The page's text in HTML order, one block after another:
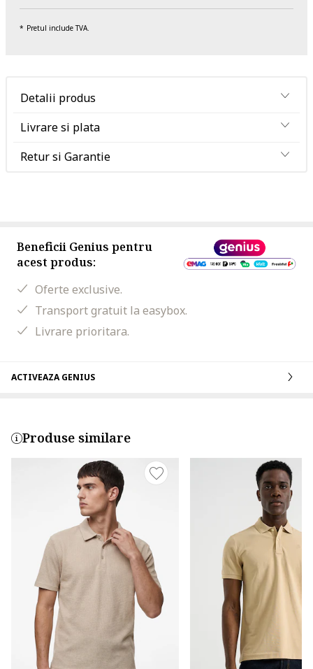
Pretul include TVA.
Detalii produs
Livrare si plata
Retur si Garantie
Beneficii Genius pentru
acest produs:
Oferte exclusive.
Transport gratuit la easybox.
Livrare prioritara.
ACTIVEAZA GENIUS
Produse similare